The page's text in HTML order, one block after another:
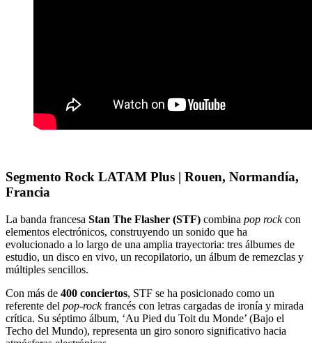
Segmento Rock LATAM Plus | Rouen, Normandía,
Francia
La banda francesa Stan The Flasher (STF) combina pop rockcon
elementos electrónicos, construyendo un sonido que ha
evolucionado a lo largo de una amplia trayectoria: tres álbumes de
estudio, un disco en vivo, un recopilatorio, un álbum de remezclas y
múltiples sencillos.
Con más de 400 conciertos, STF se ha posicionado como un
referente del pop-rockfrancés con letras cargadas de ironía y mirada
crítica. Su séptimo álbum, ‘Au Pied du Toit du Monde’ (Bajo el
Techo del Mundo), representa un giro sonoro significativo hacia